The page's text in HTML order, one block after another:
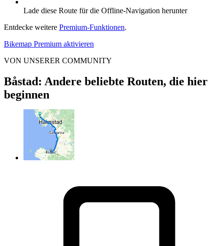
Lade diese Route für die Offline-Navigation herunter
Entdecke weitere Premium-Funktionen.
Bikemap Premium aktivieren
VON UNSERER COMMUNITY
Båstad: Andere beliebte Routen, die hier
beginnen